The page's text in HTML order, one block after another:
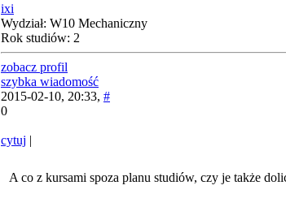
ixi
Wydział: W10 Mechaniczny
Rok studiów: 2
zobacz profil
szybka wiadomość
2015-02-10, 20:33, #
0
cytuj |
A co z kursami spoza planu studiów, czy je także